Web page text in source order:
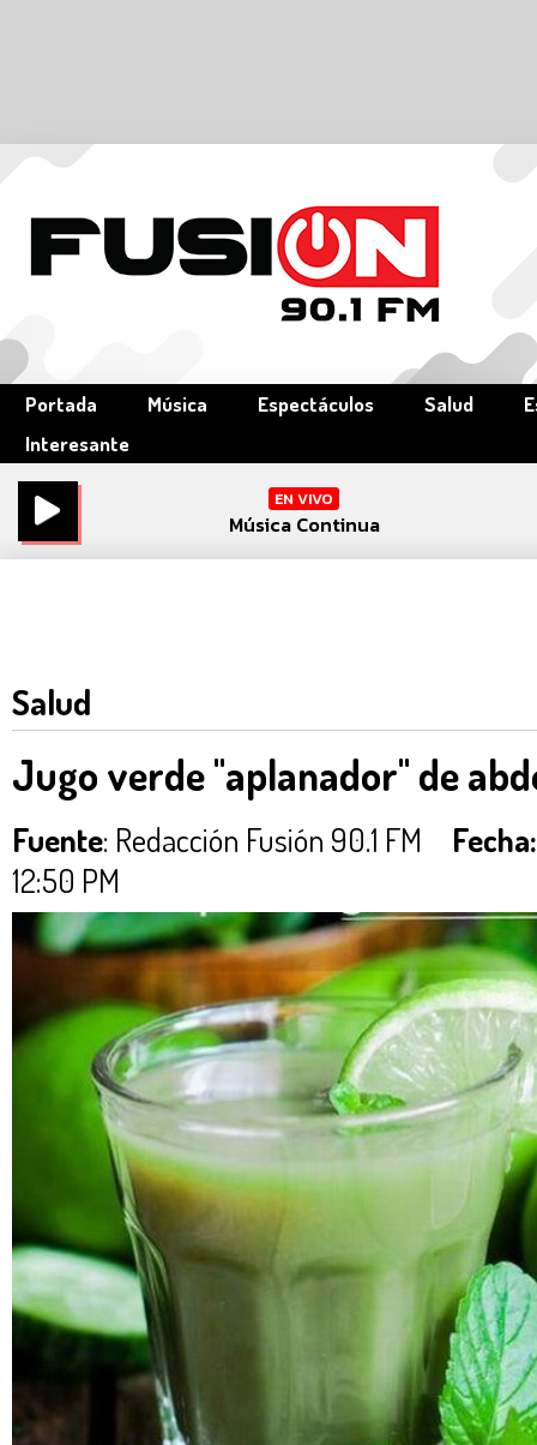
Portada Música Espectáculos Salud
Interesante
EN VIVO
Música Continua
Salud
Jugo verde "aplanador" de
Fuente: Redacción Fusión 90.1 FM Fecha:
12:50 PM